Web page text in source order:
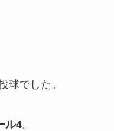
球でした。
ル4。